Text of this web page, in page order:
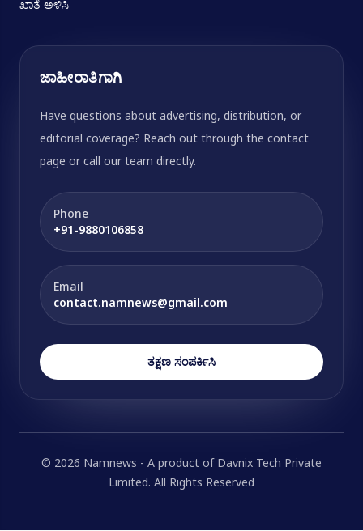
ಖಾತೆ ಅಳಿಸಿ
ಜಾಹೀರಾತಿಗಾಗಿ
Have questions about advertising, distribution, or
editorial coverage? Reach out through the contact
page or call our team directly.
Phone
+91-9880106858
Email
contact.namnews@gmail.com
ತಕ್ಷಣ ಸಂಪರ್ಕಿಸಿ
© 2026 Namnews - A product of Davnix Tech Private
Limited. All Rights Reserved